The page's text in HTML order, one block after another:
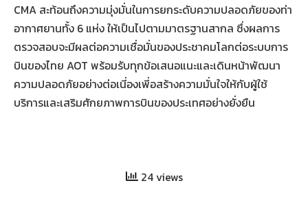
CMA สะท้อนถึงความมุ่งมั่นในการยกระดับความปลอดภัยของท่า
อากาศยานทั้ง 6 แห่ง ให้เป็นไปตามมาตรฐานสากล ซึ่งผลการ
ตรวจสอบจะมีผลต่อความเชื่อมั่นของประชาคมโลกต่อระบบการ
บินของไทย AOT พร้อมรับทุกข้อเสนอแนะและเดินหน้าพัฒนา
ความปลอดภัยอย่างต่อเนี่องเพี่อสร้างความมั่นใจให้กับผู้ใช้
บริการและเสริมศักยภาพการบินของประเทศอย่างยั่งยืน
24 views